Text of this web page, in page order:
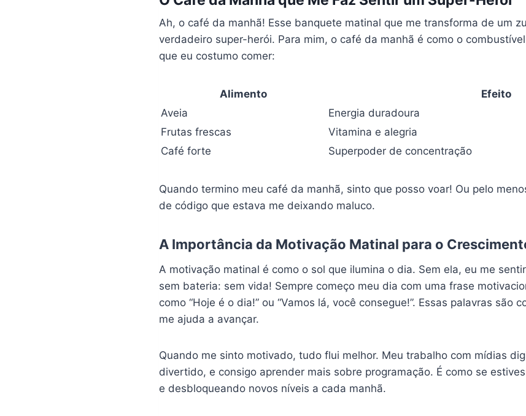
Ah, o café da manhã! Esse banquete matinal que me transforma de um
verdadeiro super-herói. Para mim, o café da manhã é como o
que eu costumo comer:
Alimento
Efeito
Aveia
Energia duradoura
Frutas frescas
Vitamina e alegria
Café forte
Superpoder de concentração
Quando termino meu café da manhã, sinto que posso voar! Ou pelo
de código que estava me deixando maluco.
A Importância da Motivação Matinal para o
A motivação matinal é como o sol que ilumina o dia. Sem ela, eu me
sem bateria: sem vida! Sempre começo meu dia com uma frase
como “Hoje é o dia!” ou “Vamos lá, você consegue!”. Essas palavras são
me ajuda a avançar.
Quando me sinto motivado, tudo flui melhor. Meu trabalho com mídias
divertido, e consigo aprender mais sobre programação. É como se
e desbloqueando novos níveis a cada manhã.